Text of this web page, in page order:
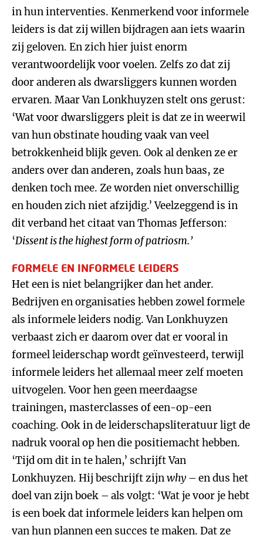
in hun interventies. Kenmerkend voor informele
leiders is dat zij willen bijdragen aan iets waarin
zij geloven. En zich hier juist enorm
verantwoordelijk voor voelen. Zelfs zo dat zij
door anderen als dwarsliggers kunnen worden
ervaren. Maar Van Lonkhuyzen stelt ons gerust:
‘Wat voor dwarsliggers pleit is dat ze in weerwil
van hun obstinate houding vaak van veel
betrokkenheid blijk geven. Ook al denken ze er
anders over dan anderen, zoals hun baas, ze
denken toch mee. Ze worden niet onverschillig
en houden zich niet afzijdig.’ Veelzeggend is in
dit verband het citaat van Thomas Jefferson:
‘Dissent is the highest form of patriosm.’
FORMELE EN INFORMELE LEIDERS
Het een is niet belangrijker dan het ander.
Bedrijven en organisaties hebben zowel formele
als informele leiders nodig. Van Lonkhuyzen
verbaast zich er daarom over dat er vooral in
formeel leiderschap wordt geïnvesteerd, terwijl
informele leiders het allemaal meer zelf moeten
uitvogelen. Voor hen geen meerdaagse
trainingen, masterclasses of een-op-een
coaching. Ook in de leiderschapsliteratuur ligt de
nadruk vooral op hen die positiemacht hebben.
‘Tijd om dit in te halen,’ schrijft Van
Lonkhuyzen. Hij beschrijft zijnwhy – en dus het
doel van zijn boek – als volgt: ‘Wat je voor je hebt
is een boek dat informele leiders kan helpen om
van hun plannen een succes te maken. Dat ze